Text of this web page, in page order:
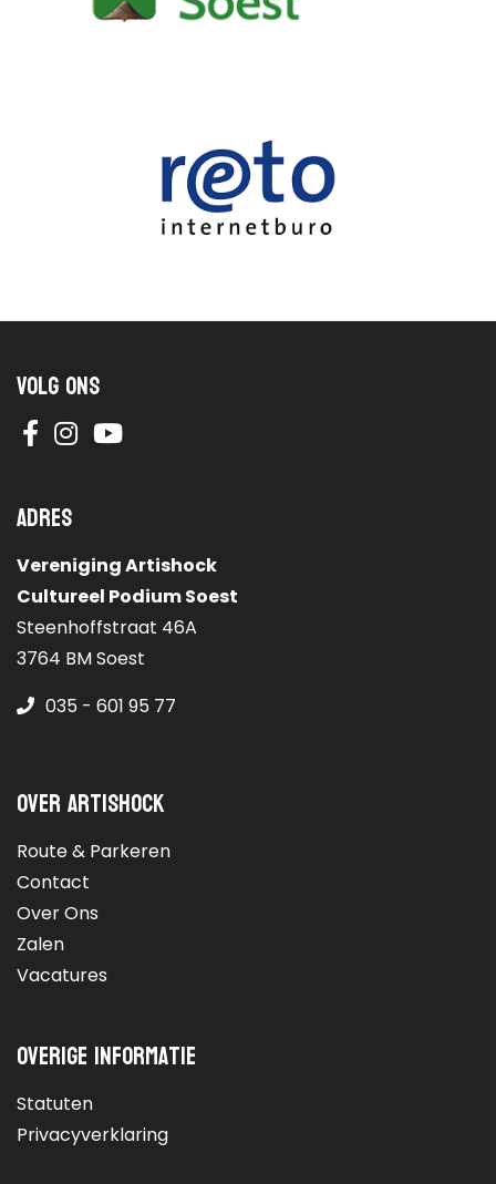
Volg ons
Adres
Vereniging Artishock
Cultureel Podium Soest
Steenhoffstraat 46A
3764 BM Soest
035 - 601 95 77
Over Artishock
Route & Parkeren
Contact
Over Ons
Zalen
Vacatures
Overige informatie
Statuten
Privacyverklaring